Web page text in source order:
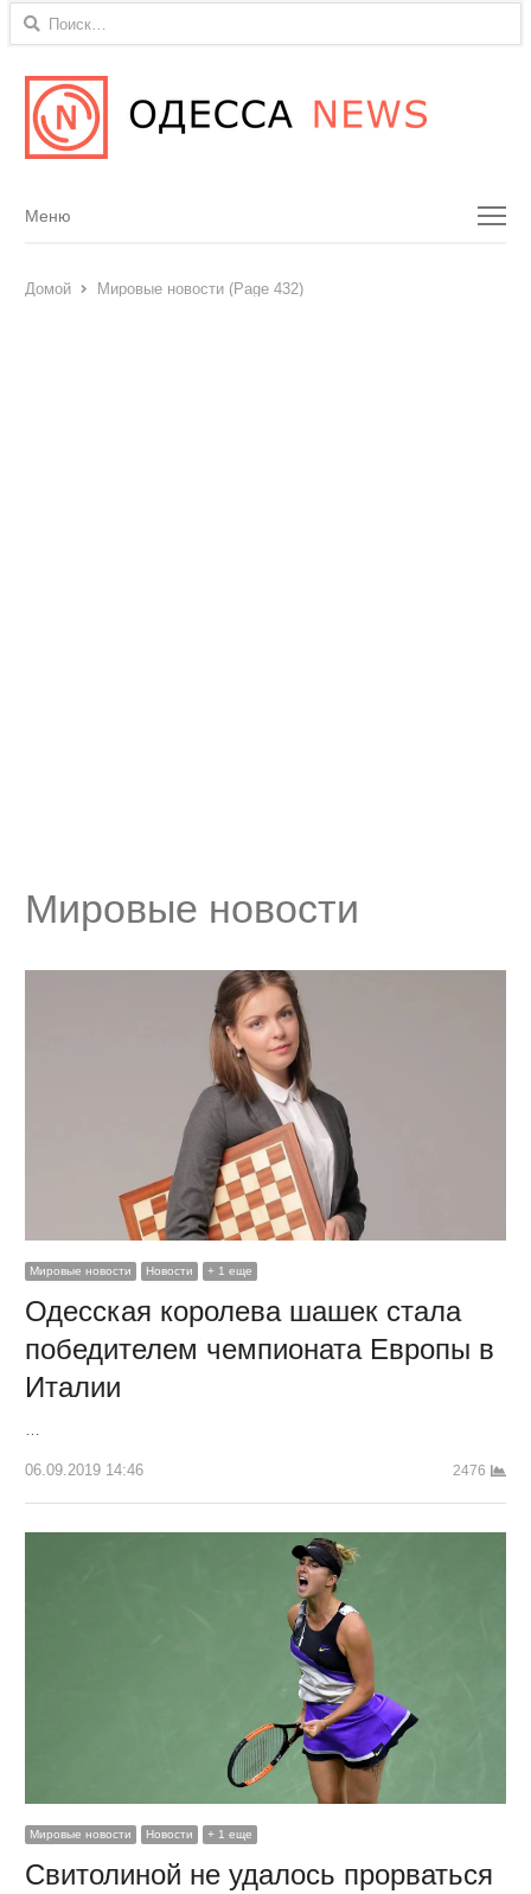
Найти:
Menu
Меню
Домой Мировые новости (Page 432)
Мировые новости
Мировые новости Новости + 1 еще
Одесская королева шашек стала
победителем чемпионата Европы в
Италии
…
06.09.2019 14:46 2476
Мировые новости Новости + 1 еще
Свитолиной не удалось прорваться